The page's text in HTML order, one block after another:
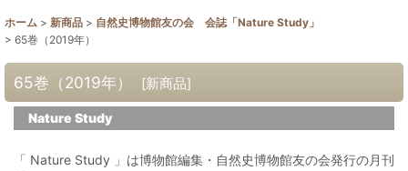
ホーム > 新商品 > 自然史博物館友の会 会誌「Nature Study」
> 65巻（2019年）
65巻（2019年） [新商品]
Nature Study
「 Nature Study 」は博物館編集・自然史博物館友の会発行の月刊